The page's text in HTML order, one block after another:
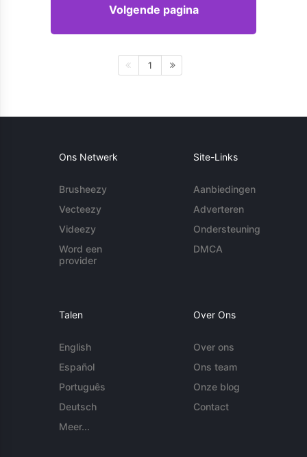
Volgende pagina
1
Ons Netwerk
Brusheezy
Vecteezy
Videezy
Word een
provider
Site-Links
Aanbiedingen
Adverteren
Ondersteuning
DMCA
Talen
English
Español
Português
Deutsch
Meer...
Over Ons
Over ons
Ons team
Onze blog
Contact